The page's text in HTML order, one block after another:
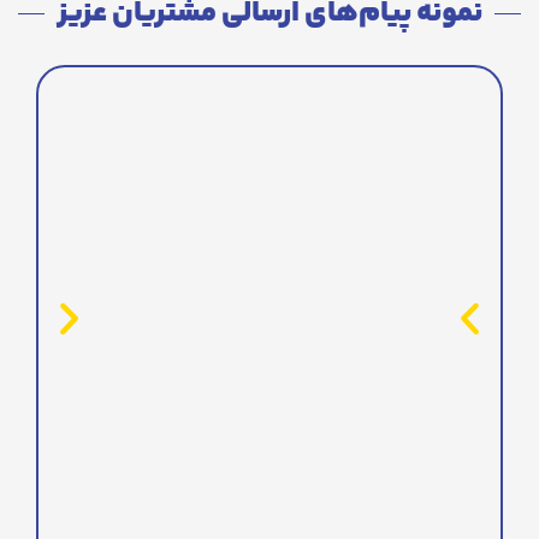
نمونه پیام‌های ارسالی مشتریان عزیز